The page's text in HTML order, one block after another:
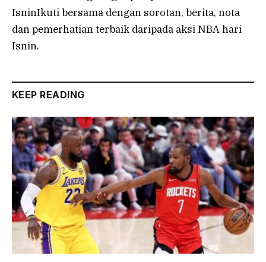
IsninIkuti bersama dengan sorotan, berita, nota
dan pemerhatian terbaik daripada aksi NBA hari
Isnin.
KEEP READING